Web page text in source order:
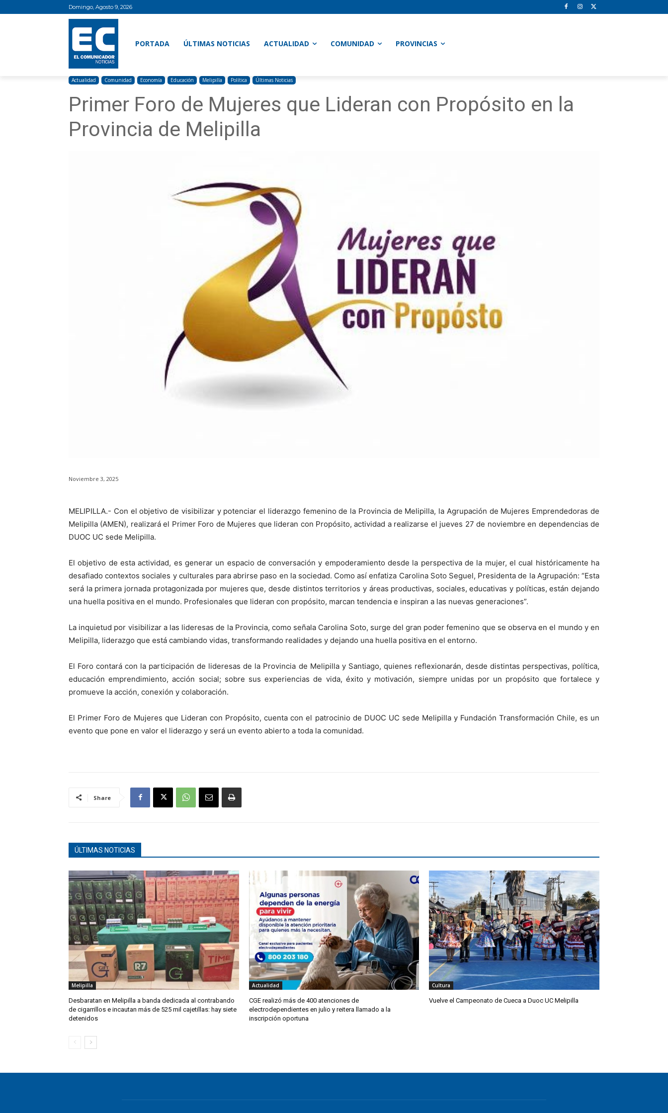
Domingo, Agosto 9, 2026
PORTADA ÚLTIMAS NOTICIAS ACTUALIDAD COMUNIDAD PROVINCIAS
Actualidad Comunidad Economía Educación Melipilla Política Últimas Noticias
Primer Foro de Mujeres que Lideran con Propósito en la
Provincia de Melipilla
Noviembre 3, 2025
MELIPILLA.- Con el objetivo de visibilizar y potenciar el liderazgo femenino de la Provincia de Melipilla, la Agrupación de Mujeres Emprendedoras de
Melipilla (AMEN), realizará el Primer Foro de Mujeres que lideran con Propósito, actividad a realizarse el jueves 27 de noviembre en dependencias de
DUOC UC sede Melipilla.
El objetivo de esta actividad, es generar un espacio de conversación y empoderamiento desde la perspectiva de la mujer, el cual históricamente ha
desafiado contextos sociales y culturales para abrirse paso en la sociedad. Como así enfatiza Carolina Soto Seguel, Presidenta de la Agrupación: “Esta
será la primera jornada protagonizada por mujeres que, desde distintos territorios y áreas productivas, sociales, educativas y políticas, están dejando
una huella positiva en el mundo. Profesionales que lideran con propósito, marcan tendencia e inspiran a las nuevas generaciones”.
La inquietud por visibilizar a las lideresas de la Provincia, como señala Carolina Soto, surge del gran poder femenino que se observa en el mundo y en
Melipilla, liderazgo que está cambiando vidas, transformando realidades y dejando una huella positiva en el entorno.
El Foro contará con la participación de lideresas de la Provincia de Melipilla y Santiago, quienes reflexionarán, desde distintas perspectivas, política,
educación emprendimiento, acción social; sobre sus experiencias de vida, éxito y motivación, siempre unidas por un propósito que fortalece y
promueve la acción, conexión y colaboración.
El Primer Foro de Mujeres que Lideran con Propósito, cuenta con el patrocinio de DUOC UC sede Melipilla y Fundación Transformación Chile, es un
evento que pone en valor el liderazgo y será un evento abierto a toda la comunidad.
Share
ÚLTIMAS NOTICIAS
Melipilla
Desbaratan en Melipilla a banda dedicada al contrabando
de cigarrillos e incautan más de 525 mil cajetillas: hay siete
detenidos
Actualidad
CGE realizó más de 400 atenciones de
electrodependientes en julio y reitera llamado a la
inscripción oportuna
Cultura
Vuelve el Campeonato de Cueca a Duoc UC Melipilla